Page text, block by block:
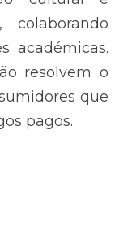
colaborando
académicas.
resolvem o
que
pagos.